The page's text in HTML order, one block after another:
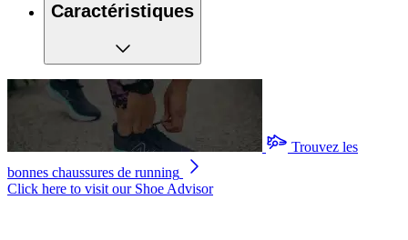
Caractéristiques
Trouvez les
bonnes chaussures de running
Click here to visit our Shoe Advisor